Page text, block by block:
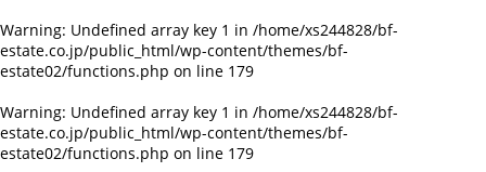
Warning: Undefined array key 1 in /home/xs244828/bf-
estate.co.jp/public_html/wp-content/themes/bf-
estate02/functions.php on line 179
Warning: Undefined array key 1 in /home/xs244828/bf-
estate.co.jp/public_html/wp-content/themes/bf-
estate02/functions.php on line 179